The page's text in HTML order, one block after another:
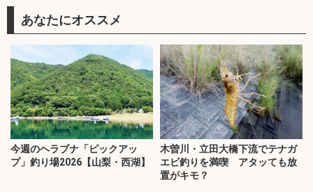
あなたにオススメ
今週のヘラブナ「ピックアッ
プ」釣り場2026【山梨・西湖】
木曽川・立田大橋下流でテナガ
エビ釣りを満喫 アタッても放
置がキモ？